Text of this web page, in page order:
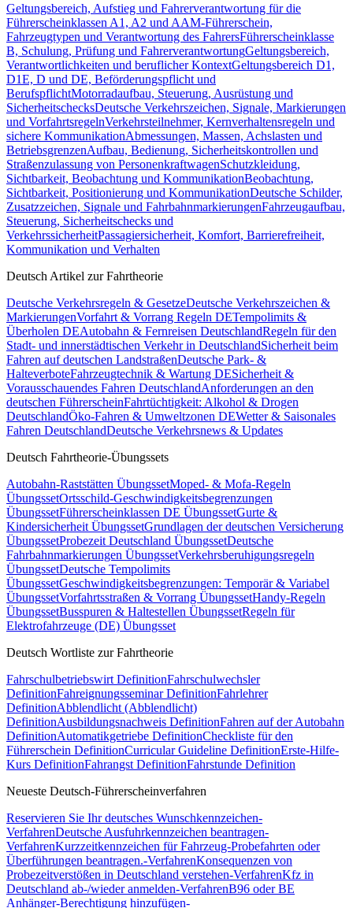
Geltungsbereich, Aufstieg und Fahrerverantwortung für die
Führerscheinklassen A1, A2 und AAM-Führerschein,
Fahrzeugtypen und Verantwortung des FahrersFührerscheinklasse
B, Schulung, Prüfung und FahrerverantwortungGeltungsbereich,
Verantwortlichkeiten und beruflicher KontextGeltungsbereich D1,
D1E, D und DE, Beförderungspflicht und
BerufspflichtMotorradaufbau, Steuerung, Ausrüstung und
SicherheitschecksDeutsche Verkehrszeichen, Signale, Markierungen
und VorfahrtsregelnVerkehrsteilnehmer, Kernverhaltensregeln und
sichere KommunikationAbmessungen, Massen, Achslasten und
BetriebsgrenzenAufbau, Bedienung, Sicherheitskontrollen und
Straßenzulassung von PersonenkraftwagenSchutzkleidung,
Sichtbarkeit, Beobachtung und KommunikationBeobachtung,
Sichtbarkeit, Positionierung und KommunikationDeutsche Schilder,
Zusatzzeichen, Signale und FahrbahnmarkierungenFahrzeugaufbau,
Steuerung, Sicherheitschecks und
VerkehrssicherheitPassagiersicherheit, Komfort, Barrierefreiheit,
Kommunikation und Verhalten
Deutsch Artikel zur Fahrtheorie
Deutsche Verkehrsregeln & GesetzeDeutsche Verkehrszeichen &
MarkierungenVorfahrt & Vorrang Regeln DETempolimits &
Überholen DEAutobahn & Fernreisen DeutschlandRegeln für den
Stadt- und innerstädtischen Verkehr in DeutschlandSicherheit beim
Fahren auf deutschen LandstraßenDeutsche Park- &
HalteverboteFahrzeugtechnik & Wartung DESicherheit &
Vorausschauendes Fahren DeutschlandAnforderungen an den
deutschen FührerscheinFahrtüchtigkeit: Alkohol & Drogen
DeutschlandÖko-Fahren & Umweltzonen DEWetter & Saisonales
Fahren DeutschlandDeutsche Verkehrsnews & Updates
Deutsch Fahrtheorie-Übungssets
Autobahn-Raststätten ÜbungssetMoped- & Mofa-Regeln
ÜbungssetOrtsschild-Geschwindigkeitsbegrenzungen
ÜbungssetFührerscheinklassen DE ÜbungssetGurte &
Kindersicherheit ÜbungssetGrundlagen der deutschen Versicherung
ÜbungssetProbezeit Deutschland ÜbungssetDeutsche
Fahrbahnmarkierungen ÜbungssetVerkehrsberuhigungsregeln
ÜbungssetDeutsche Tempolimits
ÜbungssetGeschwindigkeitsbegrenzungen: Temporär & Variabel
ÜbungssetVorfahrtsstraßen & Vorrang ÜbungssetHandy-Regeln
ÜbungssetBusspuren & Haltestellen ÜbungssetRegeln für
Elektrofahrzeuge (DE) Übungsset
Deutsch Wortliste zur Fahrtheorie
Fahrschulbetriebswirt DefinitionFahrschulwechsler
DefinitionFahreignungsseminar DefinitionFahrlehrer
DefinitionAbblendlicht (Abblendlicht)
DefinitionAusbildungsnachweis DefinitionFahren auf der Autobahn
DefinitionAutomatikgetriebe DefinitionCheckliste für den
Führerschein DefinitionCurricular Guideline DefinitionErste-Hilfe-
Kurs DefinitionFahrangst DefinitionFahrstunde Definition
Neueste Deutsch-Führerscheinverfahren
Reservieren Sie Ihr deutsches Wunschkennzeichen-
VerfahrenDeutsche Ausfuhrkennzeichen beantragen-
VerfahrenKurzzeitkennzeichen für Fahrzeug-Probefahrten oder
Überführungen beantragen.-VerfahrenKonsequenzen von
Probezeitverstößen in Deutschland verstehen-VerfahrenKfz in
Deutschland ab-/wieder anmelden-VerfahrenB96 oder BE
Anhänger-Berechtigung hinzufügen-